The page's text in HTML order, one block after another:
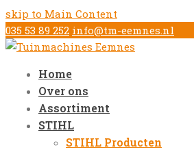
skip to Main Content
035 53 89 252 info@tm-eemnes.nl
Home
Over ons
Assortiment
STIHL
STIHL Producten